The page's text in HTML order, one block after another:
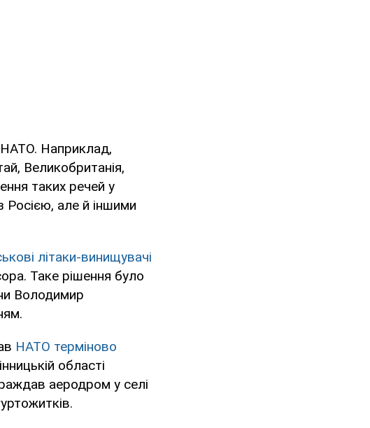
НАТО. Наприклад,
Великобританія,
таких речей у
Росією, але й іншими
літаки-винищувачі
Таке рішення було
Володимир
НАТО терміново
області
аеродром у селі